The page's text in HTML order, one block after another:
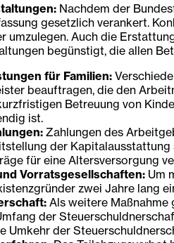
Nachdem der
gesetzlich verankert.
umzulegen. Auch die
begünstigt, die allen
für Familien:
beauftragen, die den
Betreuung von
ist.
Zahlungen des
der
für eine Altersversorgung
Vorratsgesellschaften:Um
zwei Jahre lang
Als weitere Maßnahme
der
Umkehr der